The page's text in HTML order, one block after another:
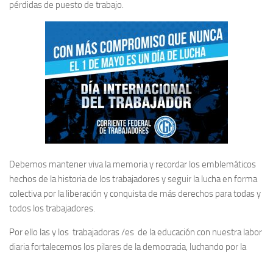
pérdidas de puesto de trabajo.
Debemos mantener viva la memoria y recordar los emblemáticos
hechos de la historia de los trabajadores y seguir la lucha en forma
colectiva por la liberación y conquista de más derechos para todas y
todos los trabajadores.
Por ello las y los trabajadoras /es de la educación con nuestra labor
diaria fortalecemos los pilares de la democracia, luchando por la